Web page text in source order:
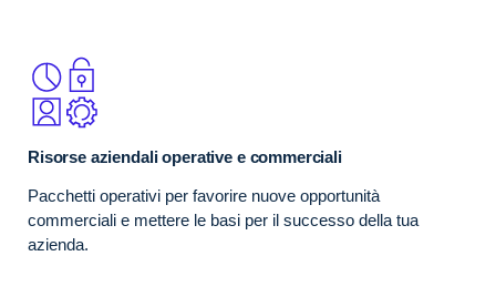
Risorse aziendali operative e commerciali
Pacchetti operativi per favorire nuove opportunità
commerciali e mettere le basi per il successo della tua
azienda.